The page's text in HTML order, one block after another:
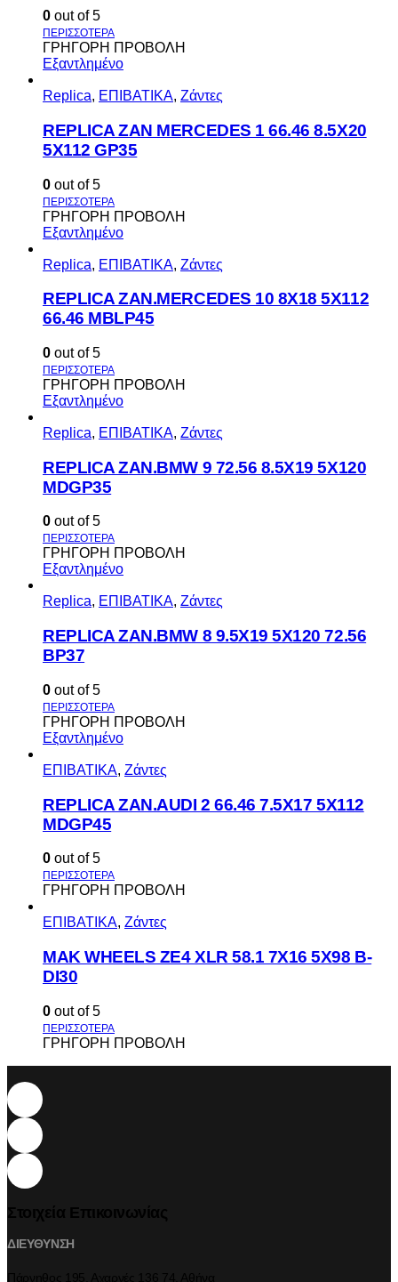
0 out of 5
ΓΡΗΓΟΡΗ ΠΡΟΒΟΛΗ
Εξαντλημένο
Replica, ΕΠΙΒΑΤΙΚΑ, Ζάντες
REPLICA ZAN MERCEDES 1 66.46 8.5X20
5X112 GP35
0 out of 5
ΓΡΗΓΟΡΗ ΠΡΟΒΟΛΗ
Εξαντλημένο
Replica, ΕΠΙΒΑΤΙΚΑ, Ζάντες
REPLICA ZAN.MERCEDES 10 8X18 5X112
66.46 MBLP45
0 out of 5
ΓΡΗΓΟΡΗ ΠΡΟΒΟΛΗ
Εξαντλημένο
Replica, ΕΠΙΒΑΤΙΚΑ, Ζάντες
REPLICA ZAN.BMW 9 72.56 8.5X19 5X120
MDGP35
0 out of 5
ΓΡΗΓΟΡΗ ΠΡΟΒΟΛΗ
Εξαντλημένο
Replica, ΕΠΙΒΑΤΙΚΑ, Ζάντες
REPLICA ZAN.BMW 8 9.5X19 5X120 72.56
BP37
0 out of 5
ΓΡΗΓΟΡΗ ΠΡΟΒΟΛΗ
Εξαντλημένο
ΕΠΙΒΑΤΙΚΑ, Ζάντες
REPLICA ZAN.AUDI 2 66.46 7.5X17 5X112
MDGP45
0 out of 5
ΓΡΗΓΟΡΗ ΠΡΟΒΟΛΗ
ΕΠΙΒΑΤΙΚΑ, Ζάντες
MAK WHEELS ΖΕ4 XLR 58.1 7Χ16 5Χ98 Β-
DI30
0 out of 5
ΓΡΗΓΟΡΗ ΠΡΟΒΟΛΗ
ΔΙΕΥΘΥΝΣΗ